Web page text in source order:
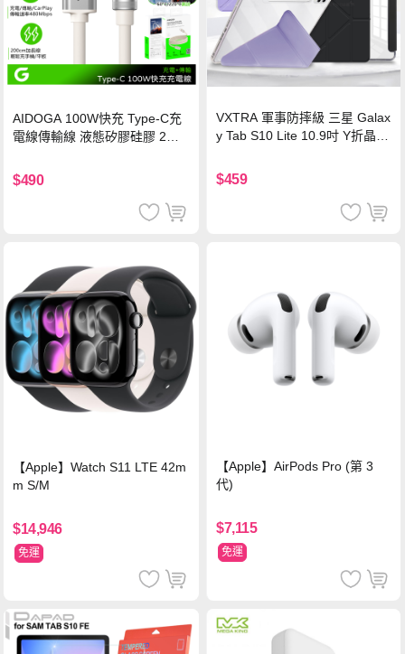
AIDOGA 100W快充 Type-C充
電線傳輸線 液態矽膠硅膠 2M
$490
VXTRA 軍事防摔級 三星 Galax
y Tab S10 Lite 10.9吋 Y折晶透
$459
【Apple】Watch S11 LTE 42m
m S/M
$14,946
免運
【Apple】AirPods Pro (第 3
代)
$7,115
免運